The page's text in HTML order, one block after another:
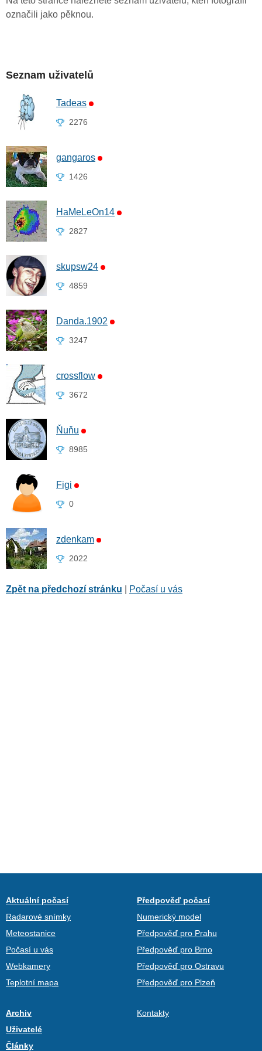
označili jako pěknou.
Seznam uživatelů
Tadeas
2276
gangaros
1426
HaMeLeOn14
2827
skupsw24
4859
Danda.1902
3247
crossflow
3672
Ňuňu
8985
Figi
0
zdenkam
2022
Zpět na předchozí stránku Počasí u vás
Aktuální počasí
Radarové snímky
Meteostanice
Počasí u vás
Webkamery
Teplotní mapa
Předpověď počasí
Numerický model
Předpověď pro Prahu
Předpověď pro Brno
Předpověď pro Ostravu
Předpověď pro Plzeň
Archiv
Uživatelé
Články
Kontakty